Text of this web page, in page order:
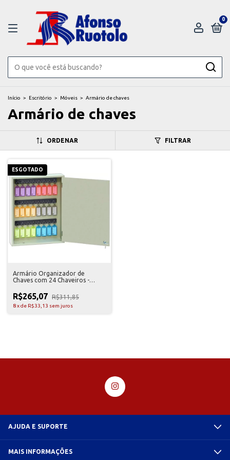
0
Início > Escritório > Móveis > Armário de chaves
Armário de chaves
ORDENAR FILTRAR
ESGOTADO
Armário Organizador de
Chaves com 24 Chaveiros -
R$265,07 R$311,85
8xde R$33,13 sem juros
AJUDA E SUPORTE
MAIS INFORMAÇÕES